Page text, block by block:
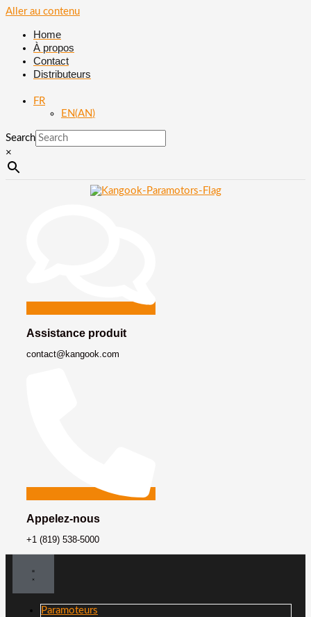
Aller au contenu
Home
À propos
Contact
Distributeurs
FR
EN(AN)
Search
×
Assistance produit
contact@kangook.com
Appelez-nous
+1 (819) 538-5000
Paramoteurs